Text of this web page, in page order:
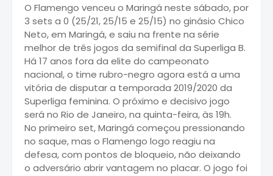
O Flamengo venceu o Maringá neste sábado, por
3 sets a 0 (25/21, 25/15 e 25/15) no ginásio Chico
Neto, em Maringá, e saiu na frente na série
melhor de três jogos da semifinal da Superliga B.
Há 17 anos fora da elite do campeonato
nacional, o time rubro-negro agora está a uma
vitória de disputar a temporada 2019/2020 da
Superliga feminina. O próximo e decisivo jogo
será no Rio de Janeiro, na quinta-feira, às 19h.
No primeiro set, Maringá começou pressionando
no saque, mas o Flamengo logo reagiu na
defesa, com pontos de bloqueio, não deixando
o adversário abrir vantagem no placar. O jogo foi